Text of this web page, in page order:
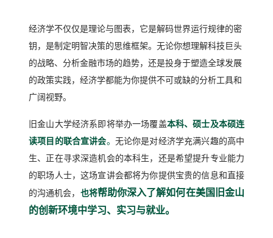
经济学不仅仅是理论与图表，它是解码世界运行规律的密
钥，是制定明智决策的思维框架。无论你想理解科技巨头
的战略、分析金融市场的趋势，还是投身于塑造全球发展
的政策实践，经济学都能为你提供不可或缺的分析工具和
广阔视野。
旧金山大学经济系即将举办一场覆盖本科、硕士及本硕连
读项目的联合宣讲会。 无论你是对经济学充满兴趣的高中
生、正在寻求深造机会的本科生，还是希望提升专业能力
的职场人士，这场宣讲会都将为你提供宝贵的信息和直接
的沟通机会， 也将帮助你深入了解如何在美国旧金山
的创新环境中学习、实习与就业。